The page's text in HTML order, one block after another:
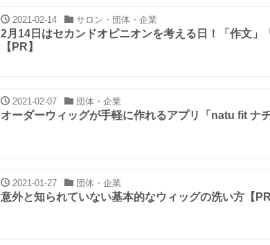
2021-02-14 サロン・団体・企業
2月14日はセカンドオピニオンを考える日！「作文」
【PR】
2021-02-07 団体・企業
オーダーウィッグが手軽に作れるアプリ「natu fit ナ
2021-01-27 団体・企業
意外と知られていない基本的なウィッグの洗い方【PR